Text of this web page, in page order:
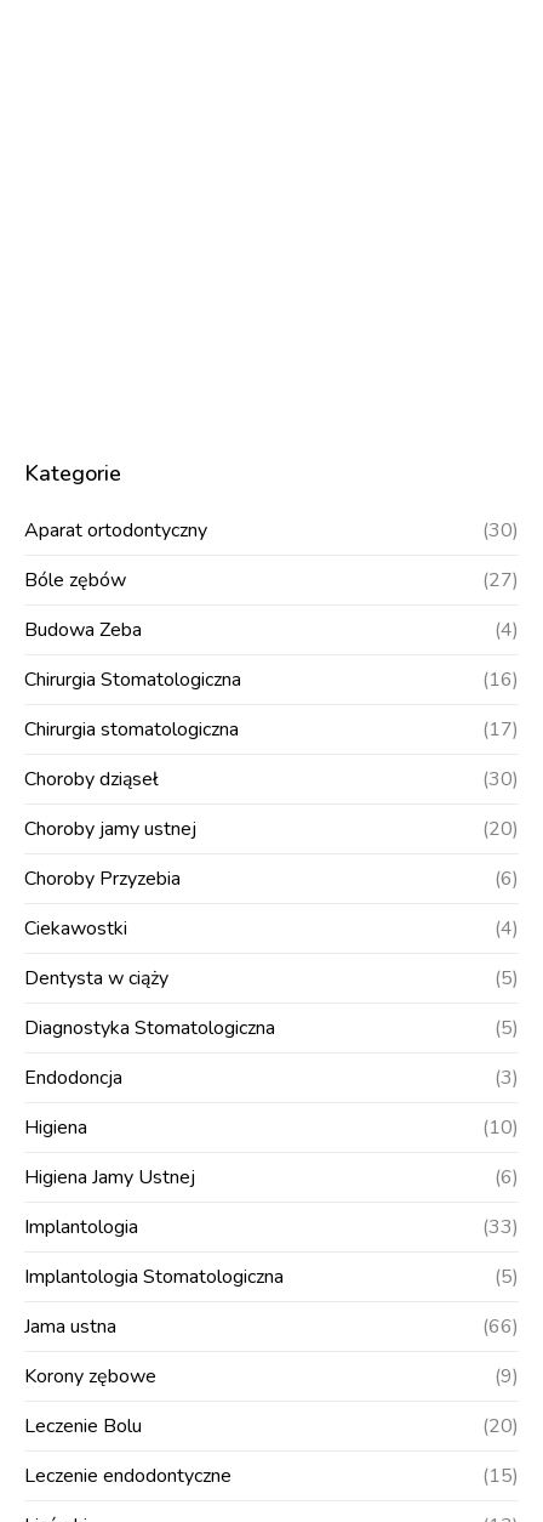
Kategorie
Aparat ortodontyczny
(30)
Bóle zębów
(27)
Budowa Zeba
(4)
Chirurgia Stomatologiczna
(16)
Chirurgia stomatologiczna
(17)
Choroby dziąseł
(30)
Choroby jamy ustnej
(20)
Choroby Przyzebia
(6)
Ciekawostki
(4)
Dentysta w ciąży
(5)
Diagnostyka Stomatologiczna
(5)
Endodoncja
(3)
Higiena
(10)
Higiena Jamy Ustnej
(6)
Implantologia
(33)
Implantologia Stomatologiczna
(5)
Jama ustna
(66)
Korony zębowe
(9)
Leczenie Bolu
(20)
Leczenie endodontyczne
(15)